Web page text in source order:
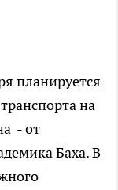
планируется
на
- от
Баха. В